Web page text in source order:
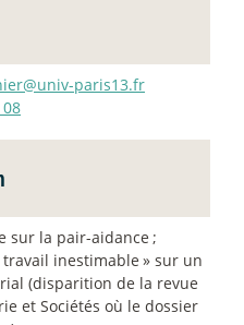
paris13.fr
sur la pair-aidance ;
travail inestimable » sur un
(disparition de la revue
et Sociétés où le dossier